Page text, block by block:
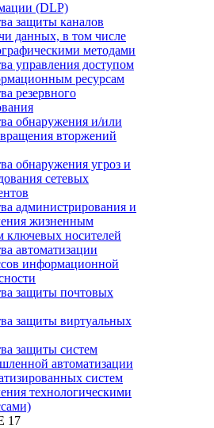
(DLP)
защиты каналов
данных, в том числе
методами
управления доступом
ресурсам
резервного
обнаружения и/или
вторжений
обнаружения угроз и
сетевых
администрирования и
жизненным
ключевых носителей
автоматизации
информационной
защиты почтовых
защиты виртуальных
защиты систем
автоматизации
систем
технологическими
17